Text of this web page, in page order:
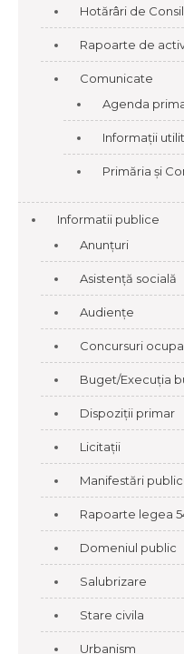
Hotărâri de
Rapoarte de
Comunicate
Agenda
Informații
Primăria și
Informatii publice
Anunțuri
Asistență socială
Audiențe
Concursuri
Buget/Execuția
Dispoziții primar
Licitații
Manifestări
Rapoarte legea
Domeniul public
Salubrizare
Stare civila
Urbanism